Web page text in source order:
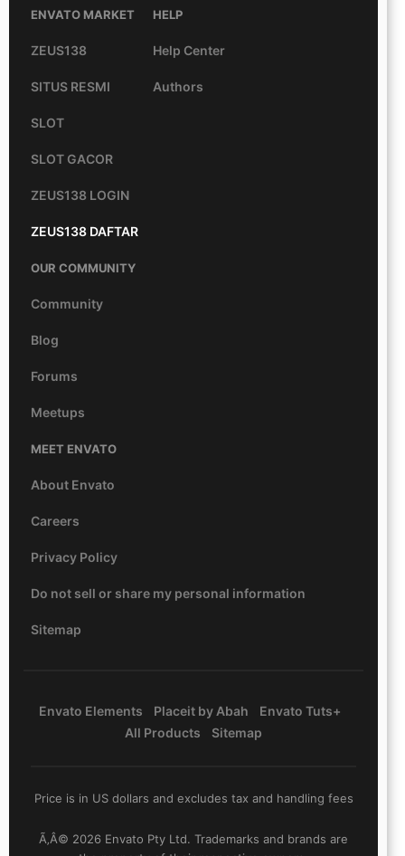
ENVATO MARKET
ZEUS138
SITUS RESMI
SLOT
SLOT GACOR
ZEUS138 LOGIN
ZEUS138 DAFTAR
HELP
Help Center
Authors
OUR COMMUNITY
Community
Blog
Forums
Meetups
MEET ENVATO
About Envato
Careers
Privacy Policy
Do not sell or share my personal information
Sitemap
Envato Elements Placeit by Abah
Envato Tuts+
All Products
Sitemap
Price is in US dollars and excludes tax and handling fees
Ã‚Â© 2026 Envato Pty Ltd. Trademarks and brands are